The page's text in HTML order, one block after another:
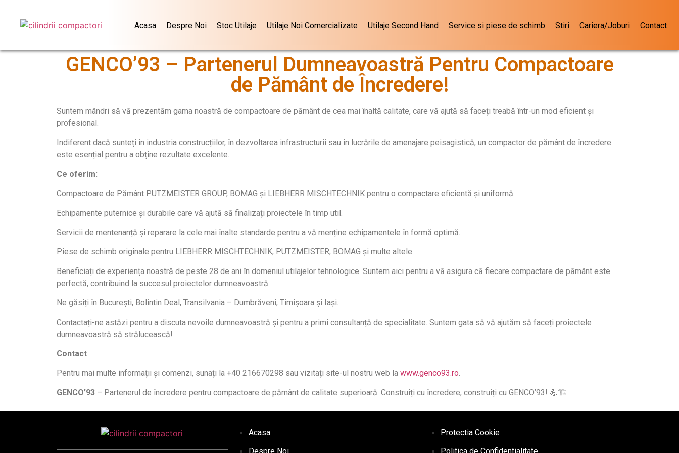
Acasa Despre Noi Stoc Utilaje Utilaje Noi Comercializate Utilaje Second Hand Service si piese de schimb Stiri Cariera/Joburi Contact
GENCO’93 – Partenerul Dumneavoastră Pentru Compactoare
de Pământ de Încredere!
Suntem mândri să vă prezentăm gama noastră de compactoare de pământ de cea mai înaltă calitate, care vă ajută să faceți treabă într-un mod eficient și
profesional.
Indiferent dacă sunteți în industria construcțiilor, în dezvoltarea infrastructurii sau în lucrările de amenajare peisagistică, un compactor de pământ de încredere
este esențial pentru a obține rezultate excelente.
Ce oferim:
Compactoare de Pământ PUTZMEISTER GROUP, BOMAG și LIEBHERR MISCHTECHNIK pentru o compactare eficientă și uniformă.
Echipamente puternice și durabile care vă ajută să finalizați proiectele în timp util.
Servicii de mentenanță și reparare la cele mai înalte standarde pentru a vă menține echipamentele în formă optimă.
Piese de schimb originale pentru LIEBHERR MISCHTECHNIK, PUTZMEISTER, BOMAG și multe altele.
Beneficiați de experiența noastră de peste 28 de ani în domeniul utilajelor tehnologice. Suntem aici pentru a vă asigura că fiecare compactare de pământ este
perfectă, contribuind la succesul proiectelor dumneavoastră.
Ne găsiți în București, Bolintin Deal, Transilvania – Dumbrăveni, Timișoara și Iași.
Contactați-ne astăzi pentru a discuta nevoile dumneavoastră și pentru a primi consultanță de specialitate. Suntem gata să vă ajutăm să faceți proiectele
dumneavoastră să strălucească!
Contact
Pentru mai multe informații și comenzi, sunați la +40 216670298 sau vizitați site-ul nostru web la www.genco93.ro.
GENCO’93 – Partenerul de încredere pentru compactoare de pământ de calitate superioară. Construiți cu încredere, construiți cu GENCO’93! 💪🏗️
Acasa
Protectia Cookie